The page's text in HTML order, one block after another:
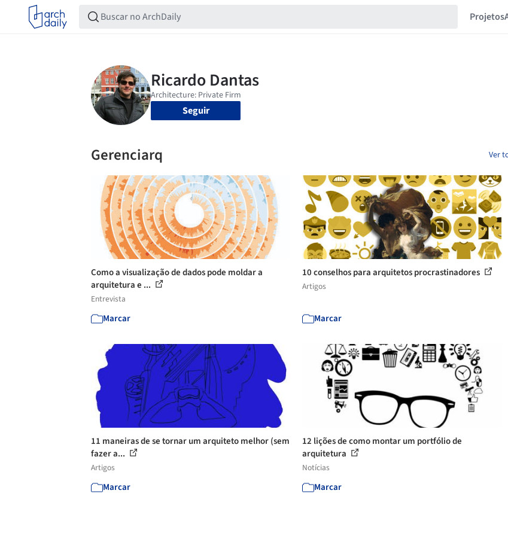
Projetos
Seguir
Gerenciarq Ver
Como a visualização de dados pode moldar a
arquitetura e ...
Entrevista
Marcar
10 conselhos para arquitetos procrastinadores
Artigos
Marcar
11 maneiras de se tornar um arquiteto melhor (sem
fazer a...
Artigos
Marcar
12 lições de como montar um portfólio de
arquitetura
Notícias
Marcar